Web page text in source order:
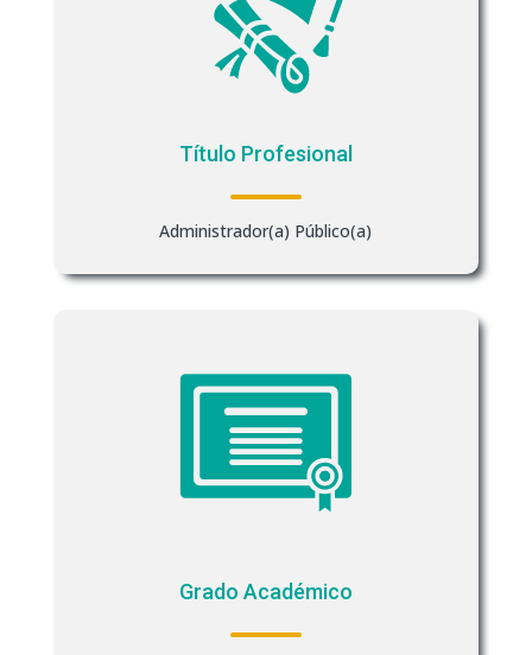
Título Profesional
Administrador(a) Público(a)
Grado Académico